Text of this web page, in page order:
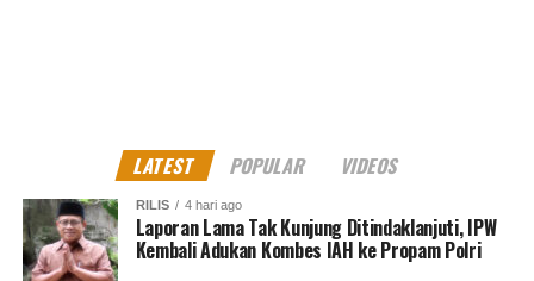
sangat menghormati dan berempati terhadap para
korban yang menderita akibat perbuatan yang diduga
dilakukan oleh Tersangka IK,” ungkap Kapuspenkum
tersebut.
LATEST POPULAR VIDEOS
RILIS 4 hari ago
Laporan Lama Tak Kunjung Ditindaklanjuti, IPW
Kembali Adukan Kombes IAH ke Propam Polri